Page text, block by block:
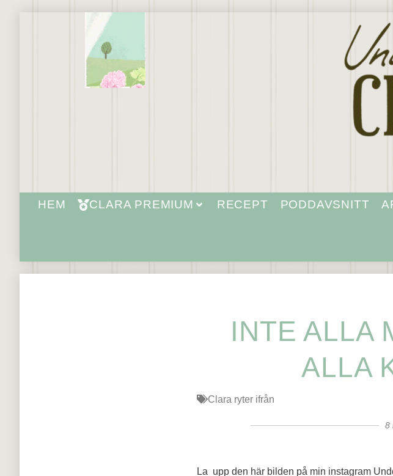
HEM CLARA PREMIUM RECEPT PODDAVSNITT
INTE ALLA
ALLA
Clara ryter ifrån
8
La upp den här bilden på min instagram